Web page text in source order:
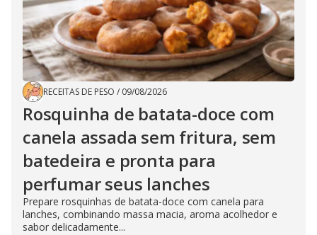
RECEITAS DE PESO / 09/08/2026
Rosquinha de batata-doce com
canela assada sem fritura, sem
batedeira e pronta para
perfumar seus lanches
Prepare rosquinhas de batata-doce com canela para
lanches, combinando massa macia, aroma acolhedor e
sabor delicadamente...